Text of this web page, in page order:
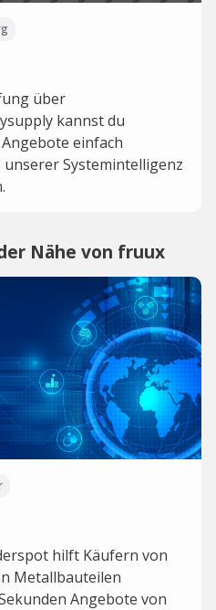
über
kannst du
einfach
Systemintelligenz
Nähe von fruux
hilft Käufern von
Metallbauteilen
Angebote von